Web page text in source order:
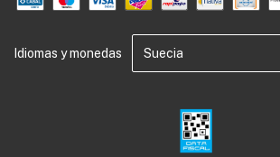
Idiomas y monedas